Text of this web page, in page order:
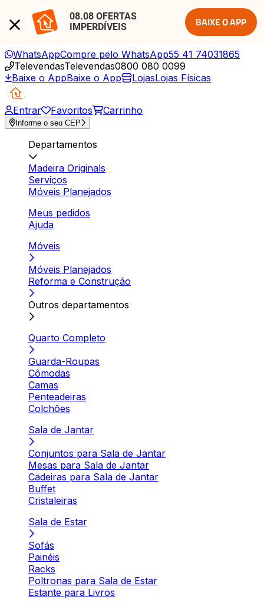
08.08 OFERTAS
IMPERDÍVEIS
BAIXE O APP
WhatsAppCompre pelo WhatsApp55 41 74031865
TelevendasTelevendas0800 080 0099
Baixe o AppBaixe o App LojasLojas Físicas
Entrar Favoritos Carrinho
Informe o seu CEP
Departamentos
Madeira Originals
Serviços
Móveis Planejados
Meus pedidos
Ajuda
Móveis
Móveis Planejados
Reforma e Construção
Outros departamentos
Quarto Completo
Guarda-Roupas
Cômodas
Camas
Penteadeiras
Colchões
Sala de Jantar
Conjuntos para Sala de Jantar
Mesas para Sala de Jantar
Cadeiras para Sala de Jantar
Buffet
Cristaleiras
Sala de Estar
Sofás
Painéis
Racks
Poltronas para Sala de Estar
Estante para Livros